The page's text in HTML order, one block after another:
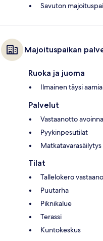
Savuton
Majoituspaikan
Ruoka ja juoma
Ilmainen täysi
Palvelut
Vastaanotto
Pyykinpesutilat
Matkatavarasäilytys
Tilat
Tallelokero
Puutarha
Piknikalue
Terassi
Kuntokeskus